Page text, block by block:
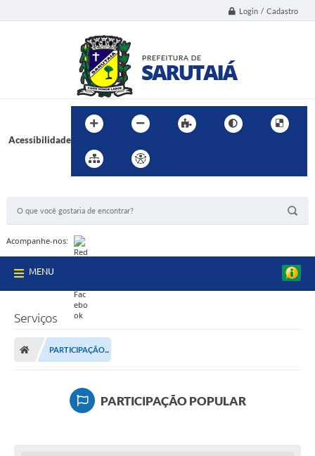
Login / Cadastro
Acessibilidade
Acompanhe-nos:
MENU
Serviços
PARTICIPAÇÃO...
PARTICIPAÇÃO POPULAR